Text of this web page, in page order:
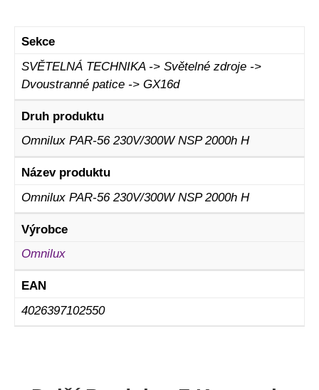
Sekce
SVĚTELNÁ TECHNIKA -> Světelné zdroje ->
Dvoustranné patice -> GX16d
Druh produktu
Omnilux PAR-56 230V/300W NSP 2000h H
Název produktu
Omnilux PAR-56 230V/300W NSP 2000h H
Výrobce
Omnilux
EAN
4026397102550